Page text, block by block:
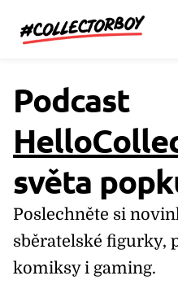
Podcast
světa
Poslechněte si
sběratelské figurky,
komiksy i gaming.